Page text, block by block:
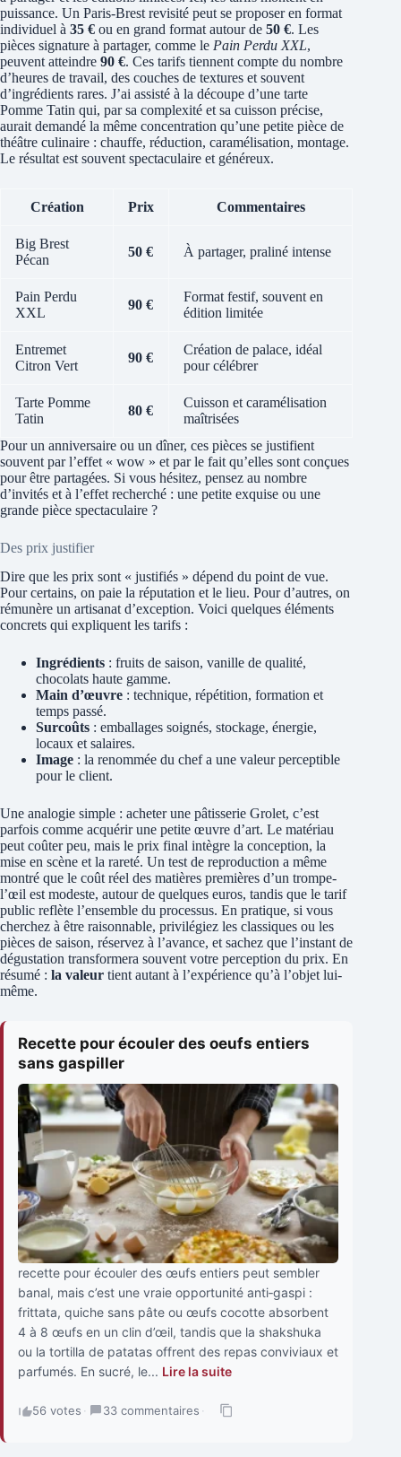
puissance. Un Paris‑Brest revisité peut se proposer en format
individuel à 35 € ou en grand format autour de 50 €. Les
pièces signature à partager, comme le Pain Perdu XXL,
peuvent atteindre 90 €. Ces tarifs tiennent compte du nombre
d’heures de travail, des couches de textures et souvent
d’ingrédients rares. J’ai assisté à la découpe d’une tarte
Pomme Tatin qui, par sa complexité et sa cuisson précise,
aurait demandé la même concentration qu’une petite pièce de
théâtre culinaire : chauffe, réduction, caramélisation, montage.
Le résultat est souvent spectaculaire et généreux.
Création Prix Commentaires
Big Brest
Pécan
50 € À partager, praliné intense
Pain Perdu
XXL
90 €
Format festif, souvent en
édition limitée
Entremet
Citron Vert
90 €
Création de palace, idéal
pour célébrer
Tarte Pomme
Tatin
80 €
Cuisson et caramélisation
maîtrisées
Pour un anniversaire ou un dîner, ces pièces se justifient
souvent par l’effet « wow » et par le fait qu’elles sont conçues
pour être partagées. Si vous hésitez, pensez au nombre
d’invités et à l’effet recherché : une petite exquise ou une
grande pièce spectaculaire ?
Des prix justifier
Dire que les prix sont « justifiés » dépend du point de vue.
Pour certains, on paie la réputation et le lieu. Pour d’autres, on
rémunère un artisanat d’exception. Voici quelques éléments
concrets qui expliquent les tarifs :
Ingrédients : fruits de saison, vanille de qualité,
chocolats haute gamme.
Main d’œuvre : technique, répétition, formation et
temps passé.
Surcoûts : emballages soignés, stockage, énergie,
locaux et salaires.
Image : la renommée du chef a une valeur perceptible
pour le client.
Une analogie simple : acheter une pâtisserie Grolet, c’est
parfois comme acquérir une petite œuvre d’art. Le matériau
peut coûter peu, mais le prix final intègre la conception, la
mise en scène et la rareté. Un test de reproduction a même
montré que le coût réel des matières premières d’un trompe-
l’œil est modeste, autour de quelques euros, tandis que le tarif
public reflète l’ensemble du processus. En pratique, si vous
cherchez à être raisonnable, privilégiez les classiques ou les
pièces de saison, réservez à l’avance, et sachez que l’instant de
dégustation transformera souvent votre perception du prix. En
résumé : la valeur tient autant à l’expérience qu’à l’objet lui-
même.
Recette pour écouler des oeufs entiers
sans gaspiller
recette pour écouler des œufs entiers peut sembler
banal, mais c’est une vraie opportunité anti‑gaspi :
frittata, quiche sans pâte ou œufs cocotte absorbent
4 à 8 œufs en un clin d’œil, tandis que la shakshuka
ou la tortilla de patatas offrent des repas conviviaux et
parfumés. En sucré, le... Lire la suite
56 votes · 33 commentaires ·